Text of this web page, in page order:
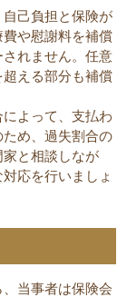
己負担と保険が
や慰謝料を補償
れません。任意
える部分も補償
よって、支払わ
め、過失割合の
と相談しなが
応を行いましょ
当事者は保険会